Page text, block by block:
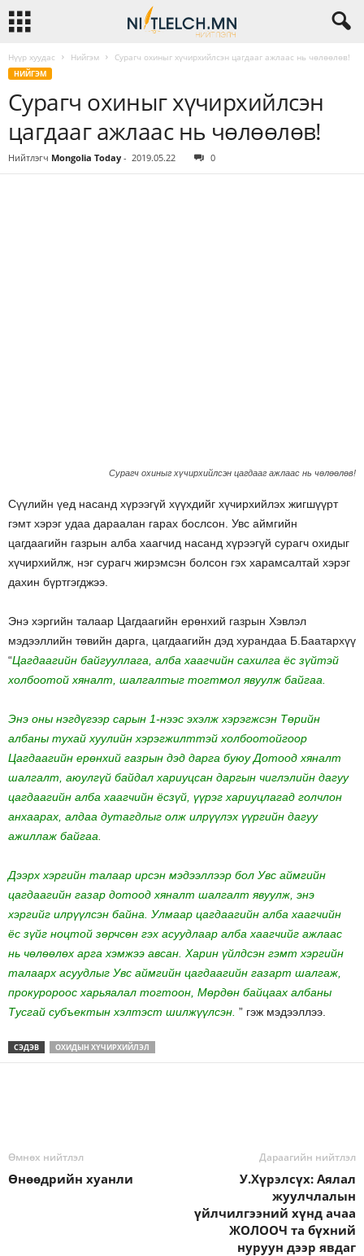
Нүүр хуудас Нийгэм Сурагч охиныг хүчирхийлсэн цагдааг ажлаас нь чөлөөлөв!
НИЙГЭМ
Сурагч охиныг хүчирхийлсэн
цагдааг ажлаас нь чөлөөлөв!
Нийтлэгч Mongolia Today - 2019.05.22 0
Сурагч охиныг хүчирхийлсэн цагдааг ажлаас нь чөлөөлөв!
Сүүлийн үед насанд хүрээгүй хүүхдийг хүчирхийлэх жигшүүрт
гэмт хэрэг удаа дараалан гарах бослсон. Увс аймгийн
цагдаагийн газрын алба хаагчид насанд хүрээгүй сурагч охидыг
хүчирхийлж, нэг сурагч жирэмсэн болсон гэх харамсалтай хэрэг
дахин бүртгэгджээ.
Энэ хэргийн талаар Цагдаагийн ерөнхий газрын Хэвлэл
мэдээллийн төвийн дарга, цагдаагийн дэд хурандаа Б.Баатархүү
“Цагдаагийн байгууллага, алба хаагчийн сахилга ёс зүйтэй
холбоотой хяналт, шалгалтыг тогтмол явуулж байгаа.
Энэ оны нэгдүгээр сарын 1-нээс эхэлж хэрэгжсэн Төрийн
албаны тухай хуулийн хэрэгжилттэй холбоотойгоор
Цагдаагийн ерөнхий газрын дэд дарга буюу Дотоод хяналт
шалгалт, аюулгүй байдал хариуцсан даргын чиглэлийн дагуу
цагдаагийн алба хаагчийн ёсзүй, үүрэг хариуцлагад голчлон
анхаарах, алдаа дутагдлыг олж илрүүлэх үүргийн дагуу
ажиллаж байгаа.
Дээрх хэргийн талаар ирсэн мэдээллээр бол Увс аймгийн
цагдаагийн газар дотоод хяналт шалгалт явуулж, энэ
хэргийг илрүүлсэн байна. Улмаар цагдаагийн алба хаагчийн
ёс зүйг ноцтой зөрчсөн гэх асуудлаар алба хаагчийг ажлаас
нь чөлөөлөх арга хэмжээ авсан. Харин үйлдсэн гэмт хэргийн
талаарх асуудлыг Увс аймгийн цагдаагийн газарт шалгаж,
прокуророос харьяалал тогтоон, Мөрдөн байцаах албаны
Тусгай субъектын хэлтэст шилжүүлсэн. ” гэж мэдээллээ.
СЭДЭВ ОХИДЫН ХҮЧИРХИЙЛЭЛ
Өмнөх нийтлэл
Өнөөдрийн хуанли
Дараагийн нийтлэл
У.Хүрэлсүх: Аялал
жуулчлалын
үйлчилгээний хүнд ачаа
ЖОЛООЧ та бүхний
нуруун дээр явдаг